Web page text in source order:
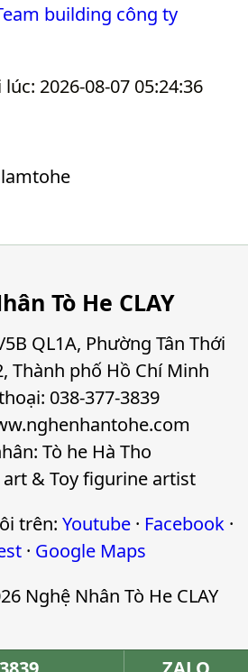
building công ty
2026-08-07 05:24:36
Tò He CLAY
QL1A, Phường Tân Thới
Thành phố Hồ Chí Minh
038-377-3839
Tò he Hà Tho
art & Toy figurine artist
trên: Youtube· Facebook·
· Google Maps
Nghệ Nhân Tò He CLAY